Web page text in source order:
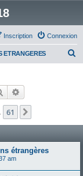
Connexion
Inscription
ETRANGERES
Rechercher
61
étrangères
am